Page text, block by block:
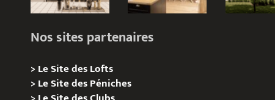
Nos sites partenaires
>Le Site des Lofts
>Le Site des Péniches